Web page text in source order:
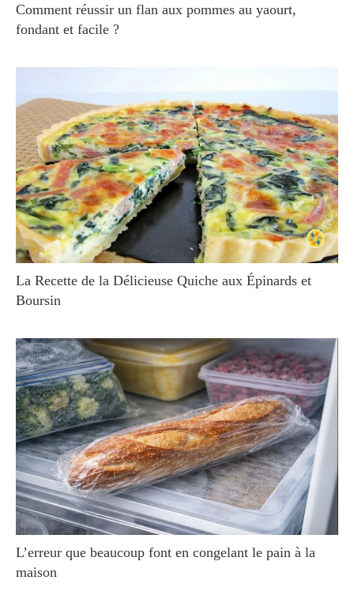
Comment réussir un flan aux pommes au yaourt,
fondant et facile ?
La Recette de la Délicieuse Quiche aux Épinards et
Boursin
L’erreur que beaucoup font en congelant le pain à la
maison